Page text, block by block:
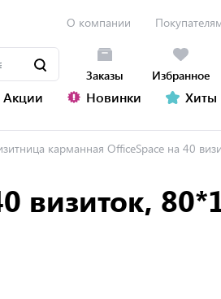
О компании
Заказы Избранное
Акции Новинки Хиты
карманная OfficeSpace на 40 визиток,
визиток,